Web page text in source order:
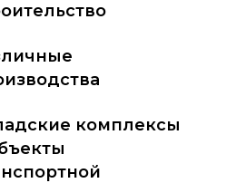
комплексы